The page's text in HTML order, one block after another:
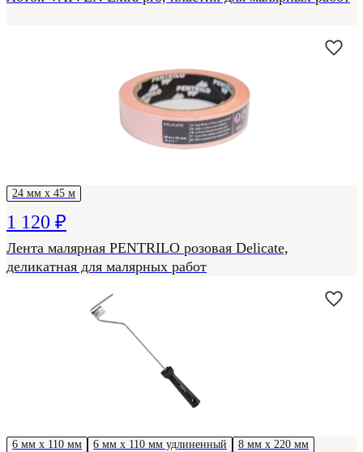
24 мм х 45 м
1 120 ₽
Лента малярная PENTRILO розовая Delicate,
деликатная для малярных работ
6 мм х 110 мм 6 мм х 110 мм удлиненный
8 мм х 220 мм